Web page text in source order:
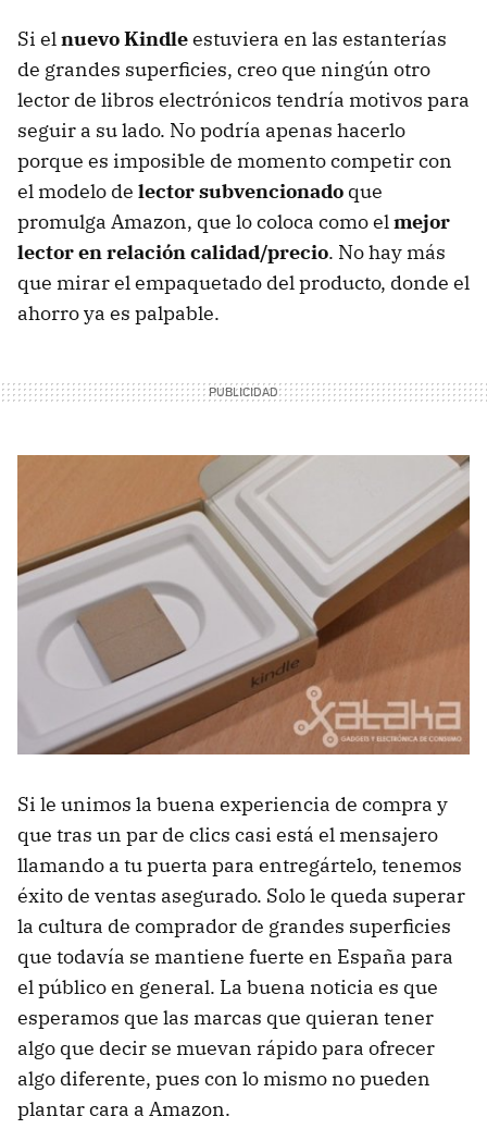
Si elnuevo Kindleestuviera en las estanterías
de grandes superficies, creo que ningún otro
lector de libros electrónicos tendría motivos para
seguir a su lado. No podría apenas hacerlo
porque es imposible de momento competir con
el modelo de lector subvencionado que
promulga Amazon, que lo coloca como elmejor
lector en relación calidad/precio. No hay más
que mirar el empaquetado del producto, donde el
ahorro ya es palpable.
Si le unimos la buena experiencia de compra y
que tras un par de clics casi está el mensajero
llamando a tu puerta para entregártelo, tenemos
éxito de ventas asegurado. Solo le queda superar
la cultura de comprador de grandes superficies
que todavía se mantiene fuerte en España para
el público en general. La buena noticia es que
esperamos que las marcas que quieran tener
algo que decir se muevan rápido para ofrecer
algo diferente, pues con lo mismo no pueden
plantar cara a Amazon.